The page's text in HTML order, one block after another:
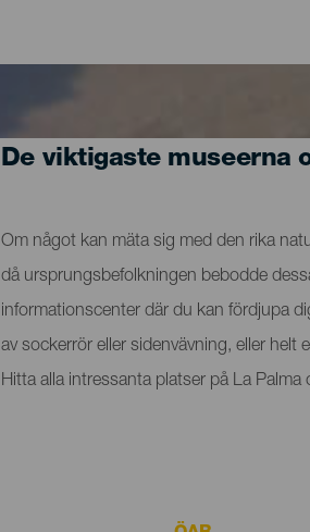
De viktigaste museerna
Om något kan mäta sig med den rika
då ursprungsbefolkningen bebodde
informationscenter där du kan fördjupa
av sockerrör eller sidenvävning, eller
Hitta alla intressanta platser på La